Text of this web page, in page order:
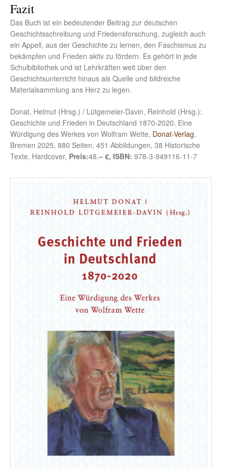
Fazit
Das Buch ist ein bedeutender Beitrag zur deutschen
Geschichtsschreibung und Friedensforschung, zugleich auch
ein Appell, aus der Geschichte zu lernen, den Faschismus zu
bekämpfen und Frieden aktiv zu fördern. Es gehört in jede
Schulbibliothek und ist Lehrkräften weit über den
Geschichtsunterricht hinaus als Quelle und bildreiche
Materialsammlung ans Herz zu legen.
Donat, Helmut (Hrsg.) / Lütgemeier-Davin, Reinhold (Hrsg.):
Geschichte und Frieden in Deutschland 1870-2020. Eine
Würdigung des Werkes von Wolfram Wette, Donat-Verlag,
Bremen 2025, 880 Seiten, 451 Abbildungen, 38 Historische
Texte, Hardcover, Preis:48.– €, ISBN: 978-3-949116-11-7